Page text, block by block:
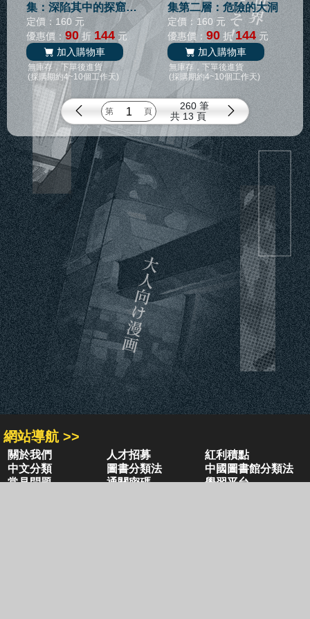
集：深陷其中的探窟家
們
定價：160 元
優惠價： 90折 144 元
加入購物車
無庫存，下單後進貨
(採購期約4~10個工作天)
集第二層：危險的大洞
定價：160 元
優惠價： 90 折144 元
加入購物車
無庫存，下單後進貨
(採購期約4~10個工作天)
共
260 筆
13 頁
網站導航 >>
關於我們 人才招募
紅利積點
中文分類
圖書分類法
中國圖書館分類法
常見問題
通關密碼
學習平台